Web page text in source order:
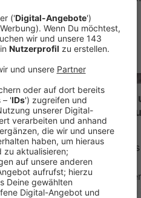
Millionen mal angeschaut.
Ihre Zustimmung,
Video-Service zu
laden!
einen Service eines
um Videoinhalte
Dieser Service kann
sammeln. Bitte lesen